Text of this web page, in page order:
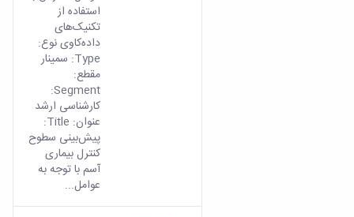
استفاده از
تکنیک‌های
داده‌کاوی نوع:
Type: سمینار
مقطع:
Segment:
کارشناسی ارشد
عنوان: Title:
پیش‌بینی سطوح
کنترل بیماری
آسم با توجه به
عوامل...